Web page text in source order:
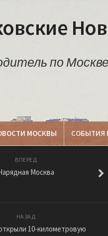
по Москве
МОСКВЫ СОБЫТИЯ
ВПЕРЕД
Москва
НАЗАД
10-километровую